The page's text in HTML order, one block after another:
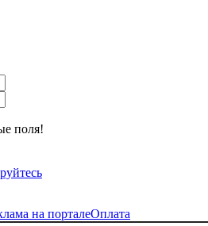
поля!
на порталеОплата